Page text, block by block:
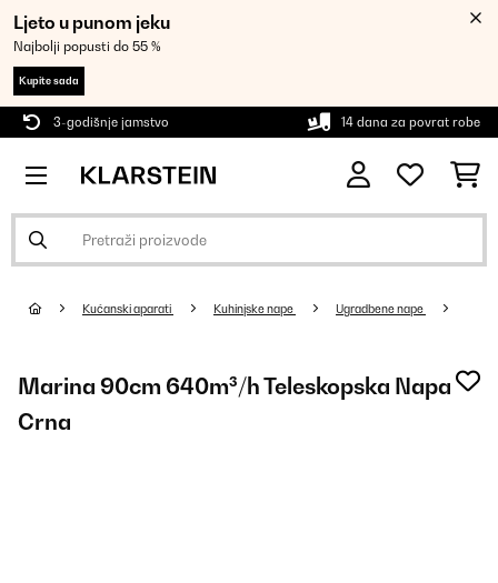
Ljeto u punom jeku
Najbolji popusti do 55 %
Kupite sada
3-godišnje jamstvo 14 dana za povrat robe
Kućanski aparati Kuhinjske nape Ugradbene nape
Marina 90cm 640m³/h Teleskopska Napa
Crna